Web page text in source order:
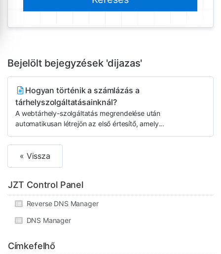
Bejelölt bejegyzések 'dijazas'
Hogyan történik a számlázás a
tárhelyszolgáltatásainknál?
A webtárhely-szolgáltatás megrendelése után
automatikusan létrejön az első értesítő, amely...
« Vissza
JZT Control Panel
Reverse DNS Manager
DNS Manager
Címkefelhő